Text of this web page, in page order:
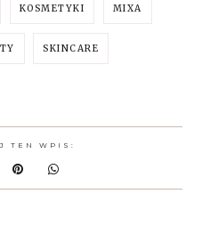
KOSMETYKI MIXA
SKINCARE
TEN WPIS: